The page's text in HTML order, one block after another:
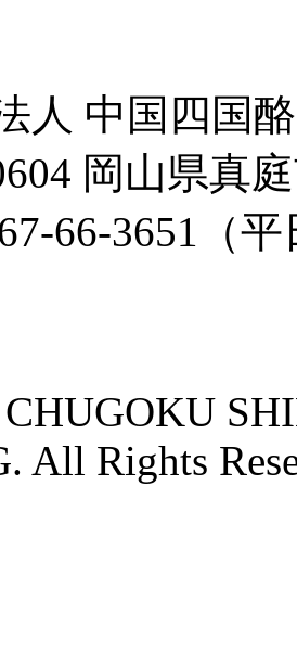
人 中国四国
岡山県真
66-3651（
All Rights